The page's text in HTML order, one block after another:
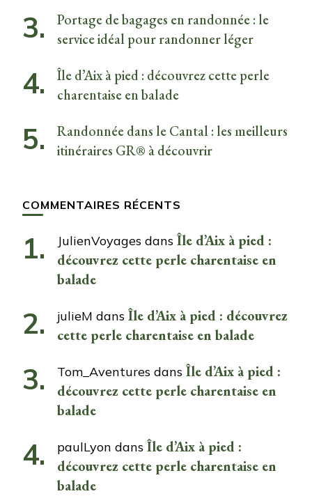
Portage de bagages en randonnée : le
service idéal pour randonner léger
Île d’Aix à pied : découvrez cette perle
charentaise en balade
Randonnée dans le Cantal : les meilleurs
itinéraires GR® à découvrir
COMMENTAIRES RÉCENTS
JulienVoyages dans Île d’Aix à pied :
découvrez cette perle charentaise en
balade
julieM dans Île d’Aix à pied : découvrez
cette perle charentaise en balade
Tom_Aventures dans Île d’Aix à pied :
découvrez cette perle charentaise en
balade
paulLyon dans Île d’Aix à pied :
découvrez cette perle charentaise en
balade